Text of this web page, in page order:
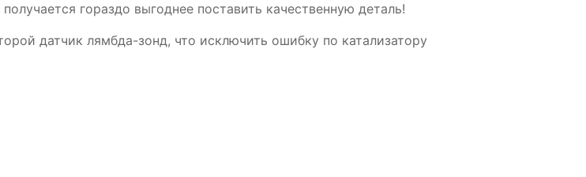
гораздо выгоднее поставить качественную деталь!
датчик лямбда-зонд, что исключить ошибку по катализатору